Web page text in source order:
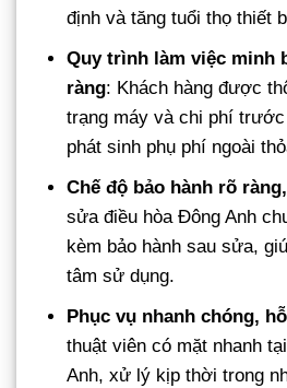
định và tăng tuổi thọ thiết
Quy trình làm việc minh
ràng: Khách hàng được
trạng máy và chi phí
phát sinh phụ phí ngoài
Chế độ bảo hành rõ
sửa điều hòa Đông Anh
kèm bảo hành sau sửa,
tâm sử dụng.
Phục vụ nhanh chóng,
thuật viên có mặt nhanh
Anh, xử lý kịp thời trong